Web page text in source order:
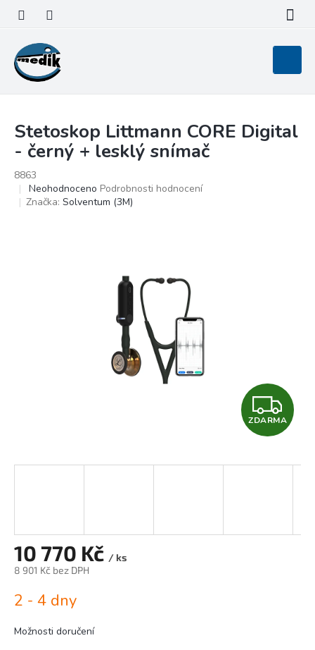
obsah
košík
Stetoskop Littmann CORE Digital
- černý + lesklý snímač
8863
Průměrné
hodnocení
Neohodnoceno Podrobnosti hodnocení
Značka: Solventum (3M)
Z
D
A
ZDARMA
10 770 Kč / ks
8 901 Kč bez DPH
cena:
2 - 4 dny
Možnosti doručení